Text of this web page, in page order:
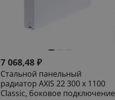
7 068,48 ₽
Стальной панельный
радиатор AXIS 22 300 x 1100
Classic, боковое подключение